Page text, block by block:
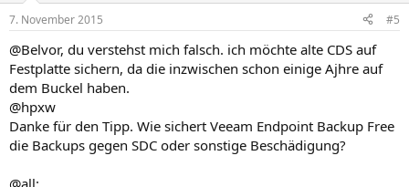
7. November 2015 #5
@Belvor, du verstehst mich falsch. ich möchte alte CDS auf
Festplatte sichern, da die inzwischen schon einige Ajhre auf
dem Buckel haben.
@hpxw
Danke für den Tipp. Wie sichert Veeam Endpoint Backup Free
die Backups gegen SDC oder sonstige Beschädigung?
@all: